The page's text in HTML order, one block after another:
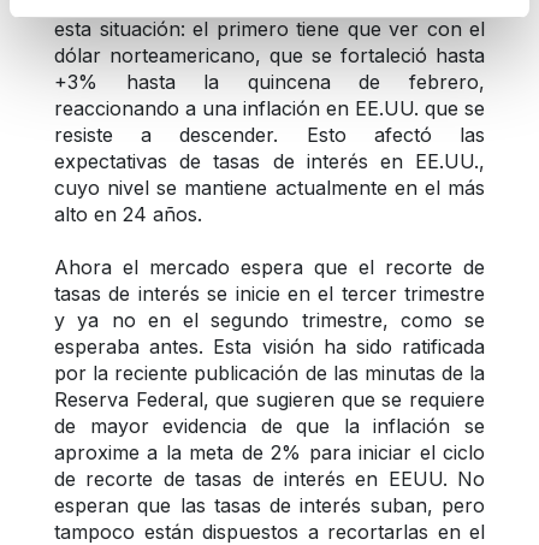
esta situación: el primero tiene que ver con el
dólar norteamericano, que se fortaleció hasta
+3% hasta la quincena de febrero,
reaccionando a una inflación en EE.UU. que se
resiste a descender. Esto afectó las
expectativas de tasas de interés en EE.UU.,
cuyo nivel se mantiene actualmente en el más
alto en 24 años.
Ahora el mercado espera que el recorte de
tasas de interés se inicie en el tercer trimestre
y ya no en el segundo trimestre, como se
esperaba antes. Esta visión ha sido ratificada
por la reciente publicación de las minutas de la
Reserva Federal, que sugieren que se requiere
de mayor evidencia de que la inflación se
aproxime a la meta de 2% para iniciar el ciclo
de recorte de tasas de interés en EEUU. No
esperan que las tasas de interés suban, pero
tampoco están dispuestos a recortarlas en el